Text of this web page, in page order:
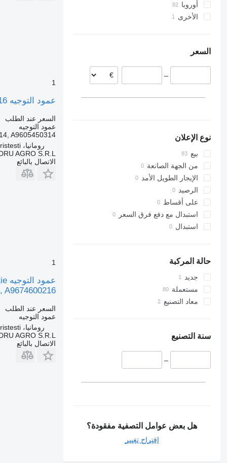
أوروبا
رومانيا
هولندا
إيطاليا
الأخرى
السعر
–
نوع الإعلان
بيع
من الجهة الصانعة
الإيجار الطويل الأمد
الرصيد
على أقساط
استبدال مع دفع فرق السعر
استبدال
حالة المركبة
جديد
مستعملة
معاد التصنيع
سنة التصنيع
–
هل بعض عوامل التصفية مفقودة؟
اقتراح تغيير
1
عمود التوجيه Coloană de Direcție A9604600316 لـ الشاحنات Mercedes-Benz Coduri
السعر عند الطلب
عمود التوجيه
A9605450314
رومانيا، Cristesti
AGRO S.R.L.
الاتصال بالبائع
1
A9674600216
السعر عند الطلب
عمود التوجيه
رومانيا، Cristesti
AGRO S.R.L.
الاتصال بالبائع